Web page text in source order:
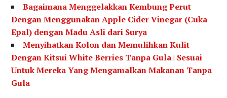
Bagaimana Menggelakkan Kembung Perut
Dengan Menggunakan Apple Cider Vinegar (Cuka
Epal) dengan Madu Asli dari Surya
Menyihatkan Kolon dan Memulihkan Kulit
Dengan Kitsui White Berries Tanpa Gula | Sesuai
Untuk Mereka Yang Mengamalkan Makanan Tanpa
Gula